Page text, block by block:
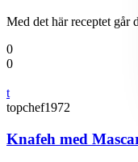
Med det här receptet går
0
0
t
topchef1972
Knafeh med